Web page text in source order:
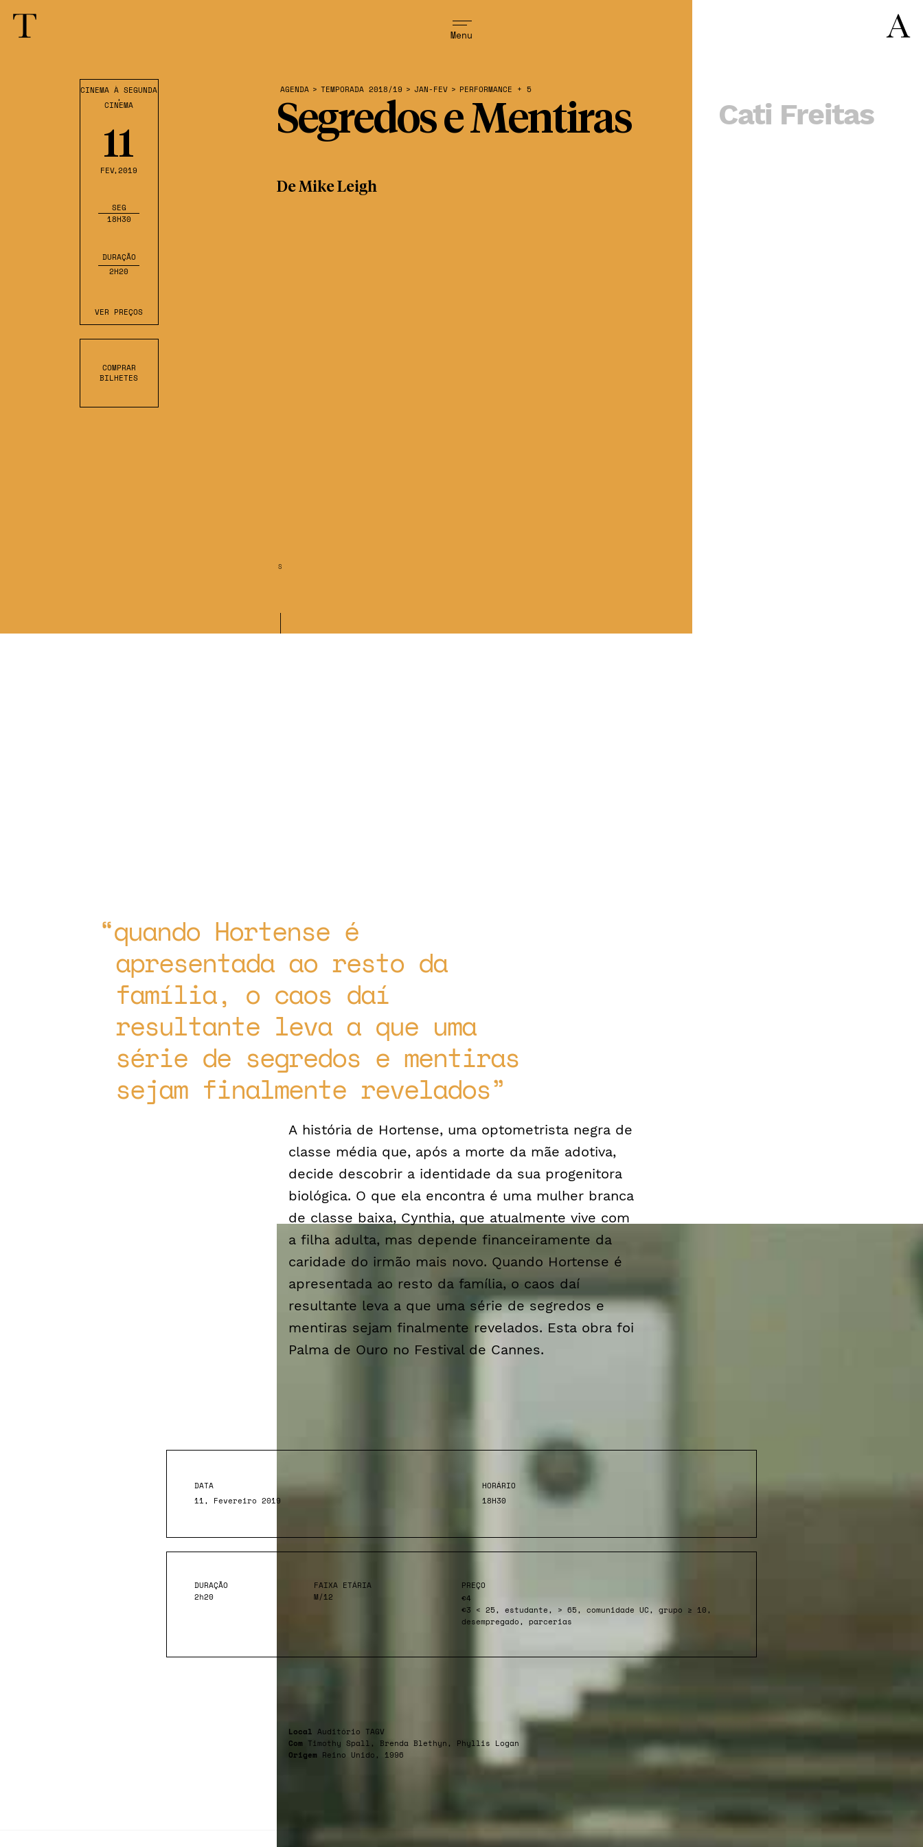
Menu
Segredos e Mentiras Cati Freitas
S
CINEMA À SEGUNDA
,
CINEMA
11
FEV,2019
SEG
18H30
DURAÇÃO
2H20
VER PREÇOS
COMPRAR
BILHETES
AGENDA > TEMPORADA 2018/19 > JAN-FEV > PERFORMANCE + 5
De Mike Leigh
quando Hortense é
apresentada ao resto da
família, o caos daí
resultante leva a que uma
série de segredos e mentiras
sejam finalmente revelados
A história de Hortense, uma optometrista negra de
classe média que, após a morte da mãe adotiva,
decide descobrir a identidade da sua progenitora
biológica. O que ela encontra é uma mulher branca
de classe baixa, Cynthia, que atualmente vive com
a filha adulta, mas depende financeiramente da
caridade do irmão mais novo. Quando Hortense é
apresentada ao resto da família, o caos daí
resultante leva a que uma série de segredos e
mentiras sejam finalmente revelados. Esta obra foi
Palma de Ouro no Festival de Cannes.
DATA
11, Fevereiro 2019
HORÁRIO
18H30
DURAÇÃO
2h20
FAIXA ETÁRIA
M/12
PREÇO
€4
€3 < 25, estudante, > 65, comunidade UC, grupo ≥ 10,
desempregado, parcerias
Local Auditório TAGV
Com Timothy Spall, Brenda Blethyn, Phyllis Logan
Origem Reino Unido, 1996